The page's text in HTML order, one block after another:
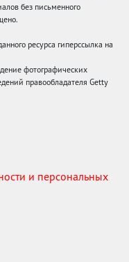
без письменного
ресурса гиперссылка на
фотографических
правообладателя Getty
и персональных